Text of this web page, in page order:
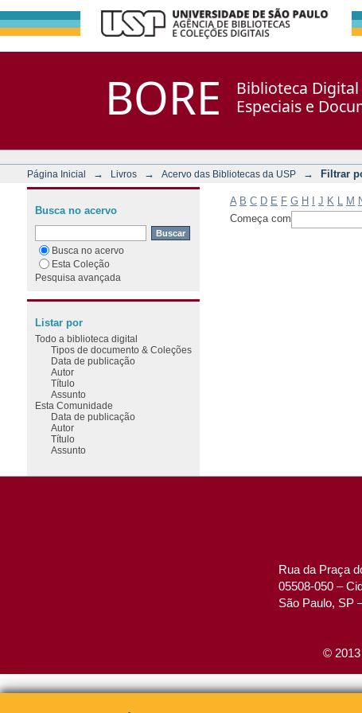
BORE
Biblioteca Digital
Especiais e
Página Inicial → Livros → Acervo das Bibliotecas da USP → Filtrar
A B C D E F G H J K M
Começa com
Busca no acervo
Busca no acervo
Esta Coleção
Pesquisa avançada
Listar por
Todo a biblioteca digital
Tipos de documento & Coleções
Data de publicação
Autor
Título
Assunto
Esta Comunidade
Data de publicação
Autor
Título
Assunto
Rua da Praça
05508-050 –
São Paulo, SP
© 2013